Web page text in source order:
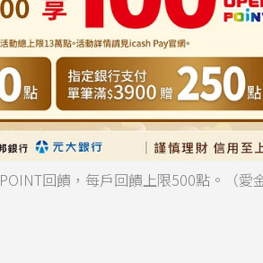
回饋，每戶回饋上限500點。（愛